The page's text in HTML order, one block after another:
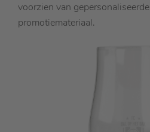
voorzien van gepersonaliseerde
promotiemateriaal.